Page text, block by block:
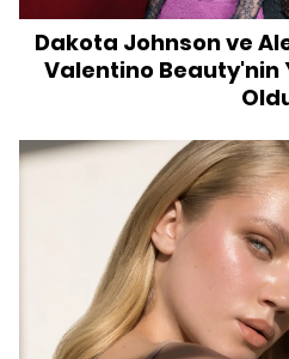
Dakota Johnson ve
Valentino Beauty'nin